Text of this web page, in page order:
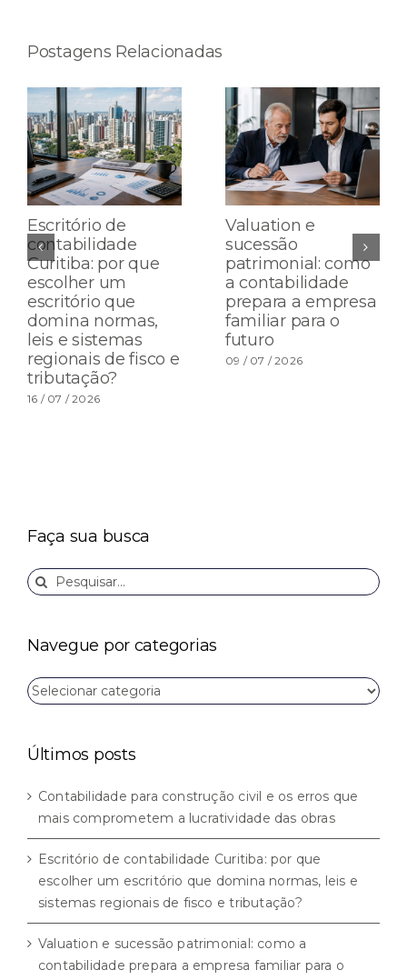
Postagens Relacionadas
Escritório de
contabilidade
Curitiba: por que
escolher um
escritório que
domina normas,
leis e sistemas
regionais de fisco e
tributação?
16 / 07 / 2026
Valuation e
sucessão
patrimonial: como
a contabilidade
prepara a empresa
familiar para o
futuro
09 / 07 / 2026
Faça sua busca
Buscar
resultados
Navegue por categorias
Navegue
por
Últimos posts
Contabilidade para construção civil e os erros que
mais comprometem a lucratividade das obras
Escritório de contabilidade Curitiba: por que
escolher um escritório que domina normas, leis e
sistemas regionais de fisco e tributação?
Valuation e sucessão patrimonial: como a
contabilidade prepara a empresa familiar para o